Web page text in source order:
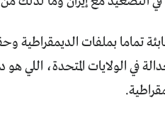
تماما بملفات
في الولايات المتحدة، اللي